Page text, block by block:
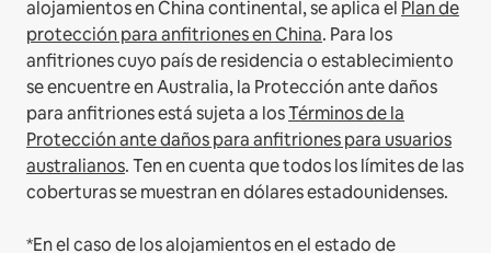
alojamientos en China continental, se aplica el Plan de
protección para anfitriones en China. Para los
anfitriones cuyo país de residencia o establecimiento
se encuentre en Australia, la Protección ante daños
para anfitriones está sujeta a losTérminos de la
Protección ante daños para anfitriones para usuarios
australianos. Ten en cuenta que todos los límites de las
coberturas se muestran en dólares estadounidenses.
*En el caso de los alojamientos en el estado de